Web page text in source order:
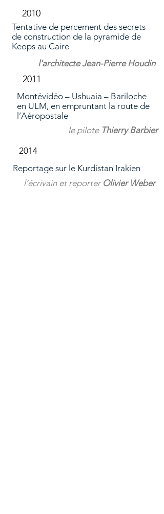
2010
Tentative de percement des secrets
de construction de la pyramide de
Keops au Caire
l'architecte Jean-Pierre Houdin
2011
Montévidéo – Ushuaia – Bariloche
en ULM, en empruntant la route de
l’Aéropostale
le pilote Thierry Barbier
2014
Reportage sur le Kurdistan Irakien
l’écrivain et reporter Olivier Weber